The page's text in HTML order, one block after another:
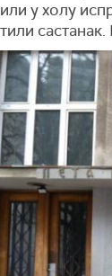
у холу